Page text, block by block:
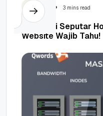
Hosting 3 mins read
Informasi Seputar
Website Wajib Tahu!